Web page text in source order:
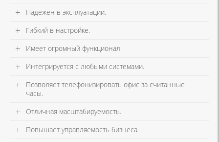
Надежен в эксплуатации.
Гибкий в настройке.
Имеет огромный функционал.
Интегрируется с любыми системами.
Позволяет телефонизировать офис за считанные
часы.
Отличная масштабируемость.
Повышает управляемость бизнеса.